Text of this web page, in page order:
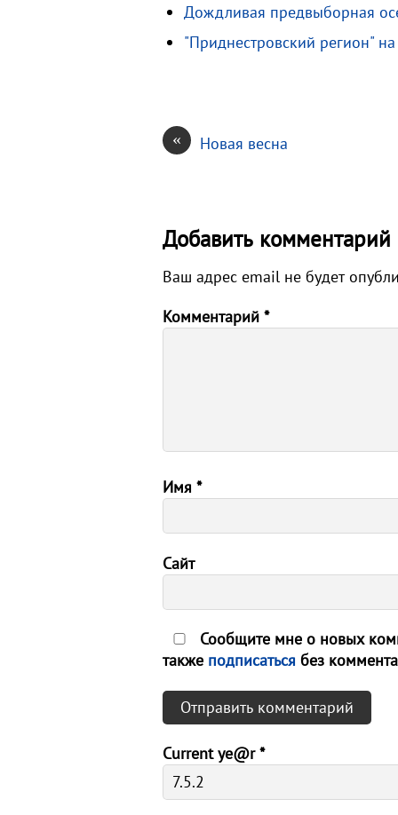
k
т
Дождливая предвыборная
"Приднестровский регион"
« Новая весна
Добавить комментарий
Ваш адрес email не будет
Комментарий *
Имя *
Сайт
Сообщите мне о новых
также подписаться без
Current ye@r*